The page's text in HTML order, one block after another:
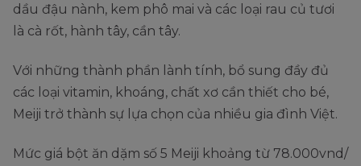
dầu đậu nành, kem phô mai và các loại rau củ tươi
là cà rốt, hành tây, cần tây.
Với những thành phần lành tính, bổ sung đầy đủ
các loại vitamin, khoáng, chất xơ cần thiết cho bé,
Meiji trở thành sự lựa chọn của nhiều gia đình Việt.
Mức giá bột ăn dặm số 5 Meiji khoảng từ 78.000vnd/